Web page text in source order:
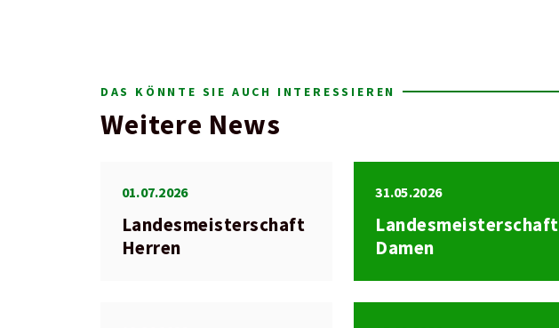
DAS KÖNNTE SIE AUCH INTERESSIEREN
Weitere News
01.07.2026
Landesmeisterschaft
Herren
31.05.2026
Landesmeisterschaft
Damen